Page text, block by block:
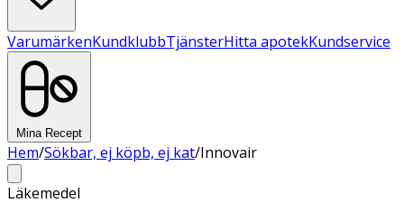
VarumärkenKundklubbTjänsterHitta apotekKundservice
Mina Recept
Hem/Sökbar, ej köpb, ej kat/Innovair
Läkemedel